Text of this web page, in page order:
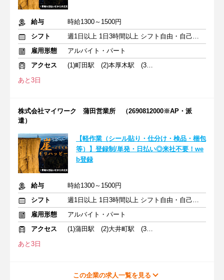
給与
時給1300～1500円
シフト
週1日以上 1日3時間以上 シフト自由・自己申告
雇用形態
アルバイト・パート
アクセス
(1)町田駅 (2)本厚木駅 (3)横浜駅
あと3日
株式会社マイワーク 蒲田営業所 （2690812000※AP・派
遣）
【軽作業（シール貼り・仕分け・検品・梱包
等）】登録制/単発・日払い◎来社不要！we
b登録
給与
時給1300～1500円
シフト
週1日以上 1日3時間以上 シフト自由・自己申告
雇用形態
アルバイト・パート
アクセス
(1)蒲田駅 (2)大井町駅 (3)川崎駅
あと3日
この企業の求人一覧を見る